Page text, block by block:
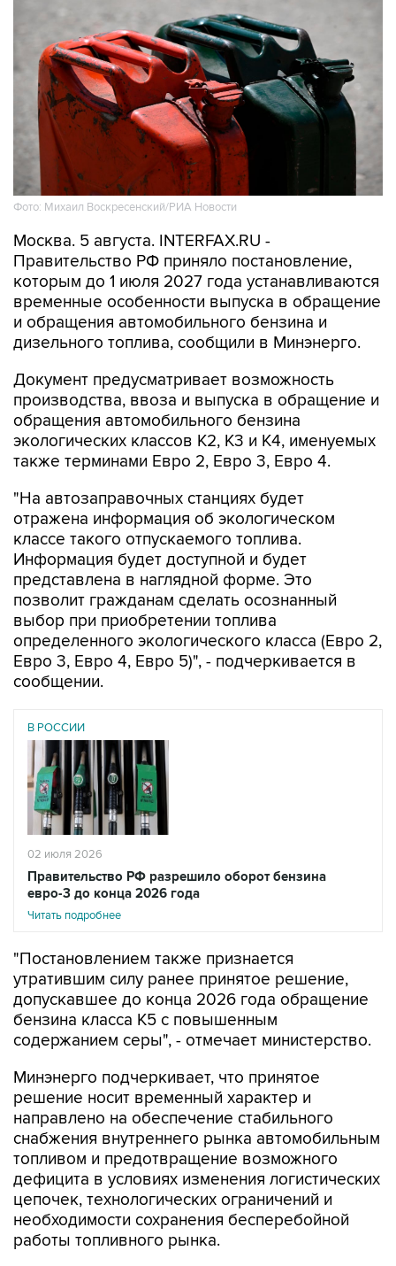
Фото: Михаил Воскресенский/РИА Новости
Москва. 5 августа. INTERFAX.RU -
Правительство РФ приняло постановление,
которым до 1 июля 2027 года устанавливаются
временные особенности выпуска в обращение
и обращения автомобильного бензина и
дизельного топлива, сообщили в Минэнерго.
Документ предусматривает возможность
производства, ввоза и выпуска в обращение и
обращения автомобильного бензина
экологических классов К2, К3 и К4, именуемых
также терминами Евро 2, Евро 3, Евро 4.
"На автозаправочных станциях будет
отражена информация об экологическом
классе такого отпускаемого топлива.
Информация будет доступной и будет
представлена в наглядной форме. Это
позволит гражданам сделать осознанный
выбор при приобретении топлива
определенного экологического класса (Евро 2,
Евро 3, Евро 4, Евро 5)", - подчеркивается в
сообщении.
В РОССИИ
02 июля 2026
Правительство РФ разрешило оборот бензина
евро-3 до конца 2026 года
Читать подробнее
"Постановлением также признается
утратившим силу ранее принятое решение,
допускавшее до конца 2026 года обращение
бензина класса К5 с повышенным
содержанием серы", - отмечает министерство.
Минэнерго подчеркивает, что принятое
решение носит временный характер и
направлено на обеспечение стабильного
снабжения внутреннего рынка автомобильным
топливом и предотвращение возможного
дефицита в условиях изменения логистических
цепочек, технологических ограничений и
необходимости сохранения бесперебойной
работы топливного рынка.